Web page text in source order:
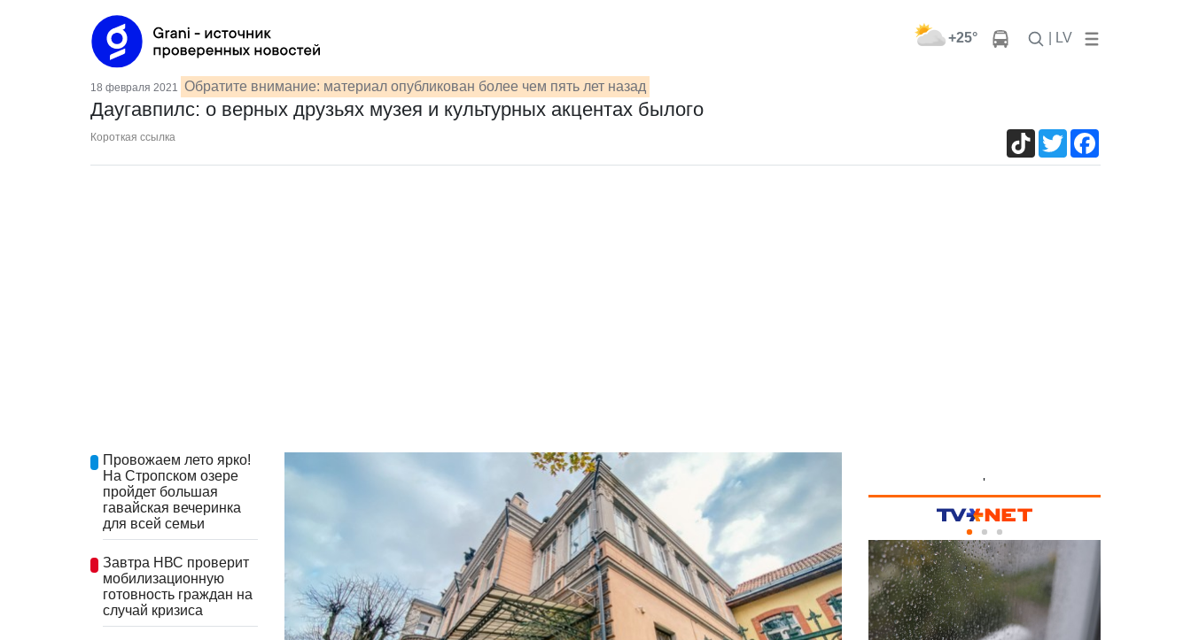
+25° | LV
18 февраля 2021 Обратите внимание: материал опубликован более чем пять лет назад
Даугавпилс: о верных друзьях музея и культурных акцентах былого
Короткая ссылка TikTokTwitter
Провожаем лето ярко!
На Стропском озере
пройдет большая
гавайская вечеринка
для всей семьи
Завтра НВС проверит
мобилизационную
готовность граждан на
случай кризиса
'